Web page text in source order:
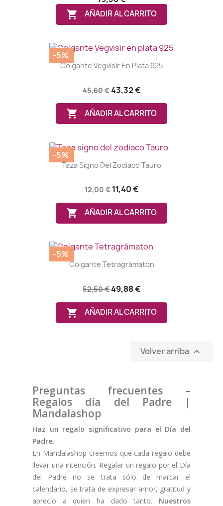
 AÑADIR AL CARRITO
Colgante Vegvisir En Plata 925
45,60 €43,32 €
 AÑADIR AL CARRITO
-5%
Taza Signo Del Zodiaco Tauro
12,00 € 11,40 €
 AÑADIR AL CARRITO
-5%
Colgante Tetragrámaton
52,50 €49,88 €
 AÑADIR AL CARRITO
-5%
Volver arriba 
Preguntas frecuentes –
Regalos día del Padre |
Mandalashop
Haz un regalo significativo para el Día del
Padre.
En Mandalashop creemos que cada regalo debe
llevar una intención. Regalar un regalo por el Día
del Padre no se trata sólo de marcar el
calendario, se trata de expresar amor, gratitud y
aprecio a quien ha dado tanto. Nuestros